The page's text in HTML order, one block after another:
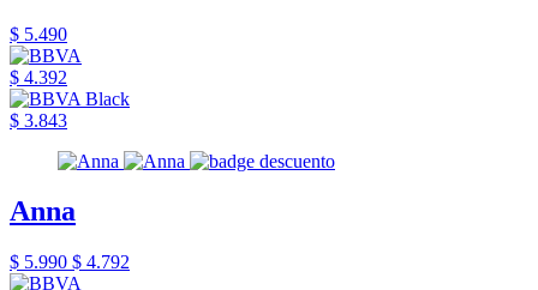
$ 5.490
$ 4.392
$ 3.843
Anna
$ 5.990 $ 4.792